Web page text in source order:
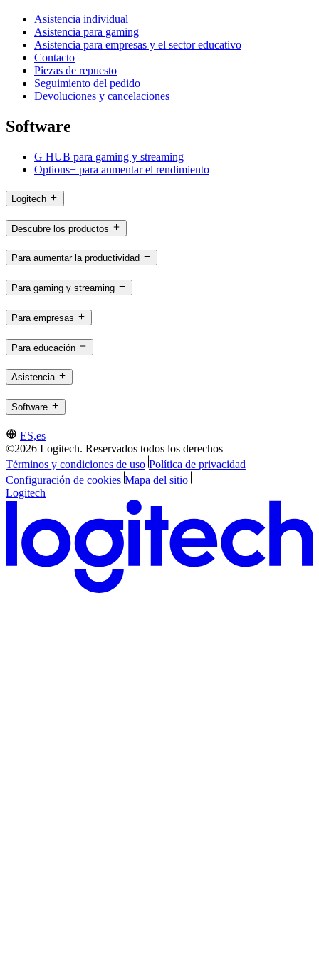
Asistencia individual
Asistencia para gaming
Asistencia para empresas y el sector educativo
Contacto
Piezas de repuesto
Seguimiento del pedido
Devoluciones y cancelaciones
Software
G HUB para gaming y streaming
Options+ para aumentar el rendimiento
Logitech
Descubre los productos
Para aumentar la productividad
Para gaming y streaming
Para empresas
Para educación
Asistencia
Software
ES,es
©2026 Logitech. Reservados todos los derechos
Términos y condiciones de uso Política de privacidad
Configuración de cookies Mapa del sitio
Logitech